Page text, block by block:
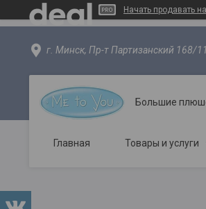
Начать продавать
г. Минск, Пр-т Партизанский 168/
Большие
Главная Товары и услуги